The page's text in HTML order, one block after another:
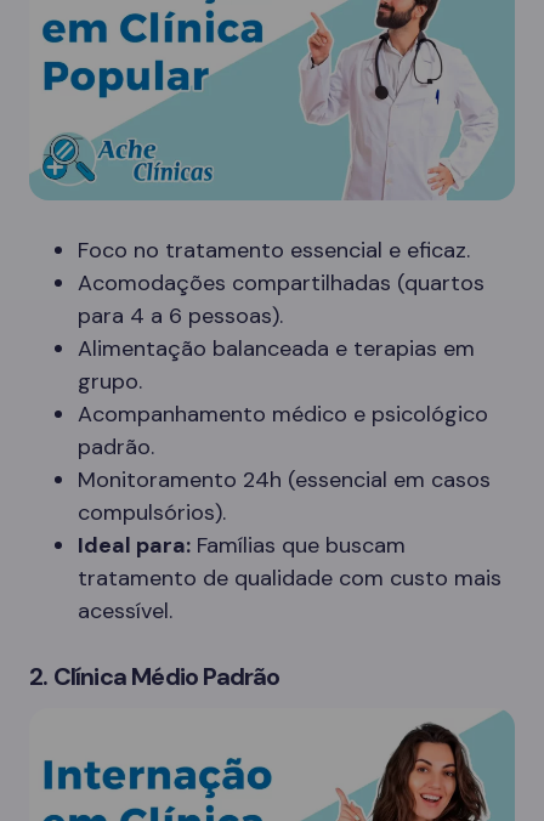
Foco no tratamento essencial e eficaz.
Acomodações compartilhadas (quartos
para 4 a 6 pessoas).
Alimentação balanceada e terapias em
grupo.
Acompanhamento médico e psicológico
padrão.
Monitoramento 24h (essencial em casos
compulsórios).
Ideal para: Famílias que buscam
tratamento de qualidade com custo mais
acessível.
2. Clínica Médio Padrão